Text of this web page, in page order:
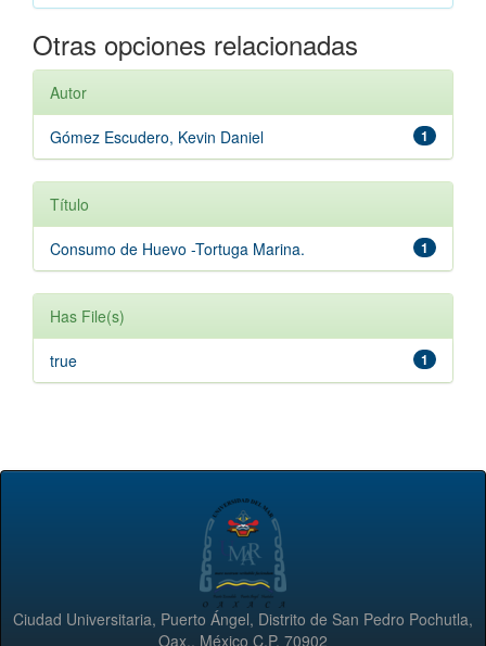
Otras opciones relacionadas
Autor
1
Gómez Escudero, Kevin Daniel
Título
1
Consumo de Huevo -Tortuga Marina.
Has File(s)
1
true
Ciudad Universitaria, Puerto Ángel, Distrito de San Pedro Pochutla,
Oax., México C.P. 70902